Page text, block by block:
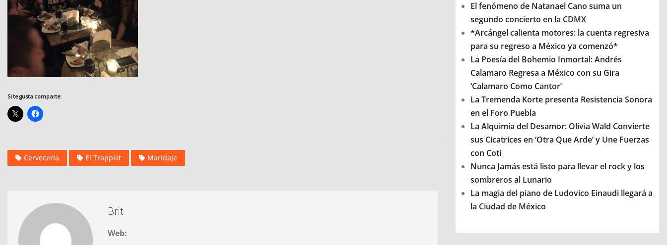
Si te gusta comparte:
Cervecería El Trappist Maridaje
Brit
Web:
El fenómeno de Natanael Cano suma un
segundo concierto en la CDMX
*Arcángel calienta motores: la cuenta regresiva
para su regreso a México ya comenzó*
La Poesía del Bohemio Inmortal: Andrés
Calamaro Regresa a México con su Gira
‘Calamaro Como Cantor’
La Tremenda Korte presenta Resistencia Sonora
en el Foro Puebla
La Alquimia del Desamor: Olivia Wald Convierte
sus Cicatrices en ‘Otra Que Arde’ y Une Fuerzas
con Coti
Nunca Jamás está listo para llevar el rock y los
sombreros al Lunario
La magia del piano de Ludovico Einaudi llegará a
la Ciudad de México